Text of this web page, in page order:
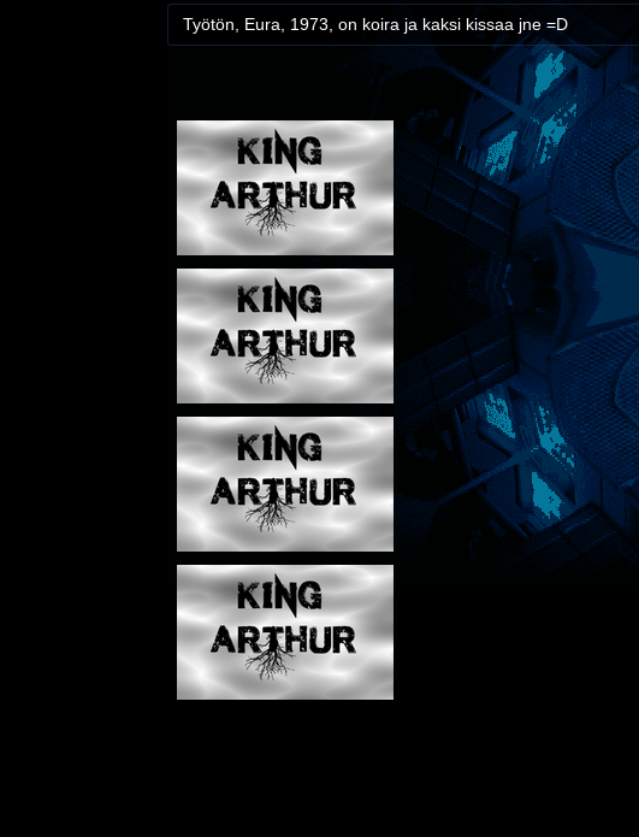
Työtön, Eura, 1973, on koira ja kaksi kissaa jne =D